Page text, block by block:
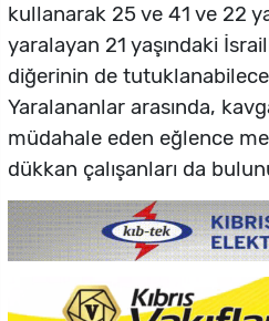
kullanarak 25 ve 41 ve 22
yaralayan 21 yaşındaki
diğerinin de
Yaralananlar arasında,
müdahale eden eğlence
dükkan çalışanları da